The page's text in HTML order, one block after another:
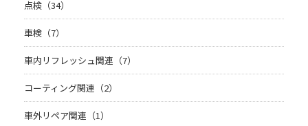
点検（34）
車検（7）
車内リフレッシュ関連（7）
コーティング関連（2）
車外リペア関連（1）